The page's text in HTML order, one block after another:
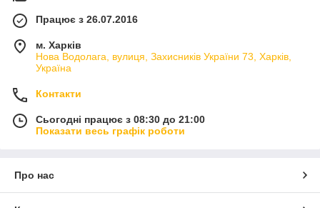
Працює з 26.07.2016
м. Харків
Нова Водолага, вулиця, Захисників України 73, Харків,
Україна
Контакти
Сьогодні працює з 08:30 до 21:00
Показати весь графік роботи
Про нас